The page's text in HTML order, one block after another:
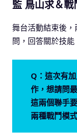
監 鳥山求＆
舞台活動結束後
問，回答關於技
Q：這次有
作，想請問
這兩個聯手
兩種戰鬥模